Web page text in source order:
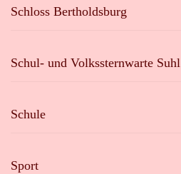
Schloss Bertholdsburg
Schul- und Volkssternwarte Suhl
Schule
Sport